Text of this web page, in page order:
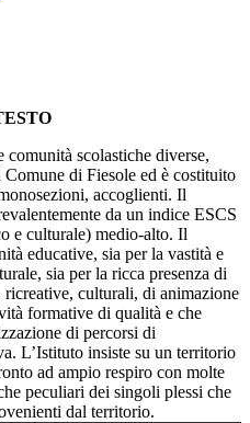
scolastiche diverse,
di Fiesole ed è costituito
accoglienti. Il
da un indice ESCS
e culturale) medio-alto. Il
educative, sia per la vastità e
sia per la ricca presenza di
culturali, di animazione
formative di qualità e che
di percorsi di
L’Istituto insiste su un territorio
ad ampio respiro con molte
peculiari dei singoli plessi che
dal territorio.